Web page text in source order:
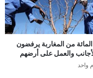
المائة من المغاربة يرفضون
والعمل على أرضهم
واحد